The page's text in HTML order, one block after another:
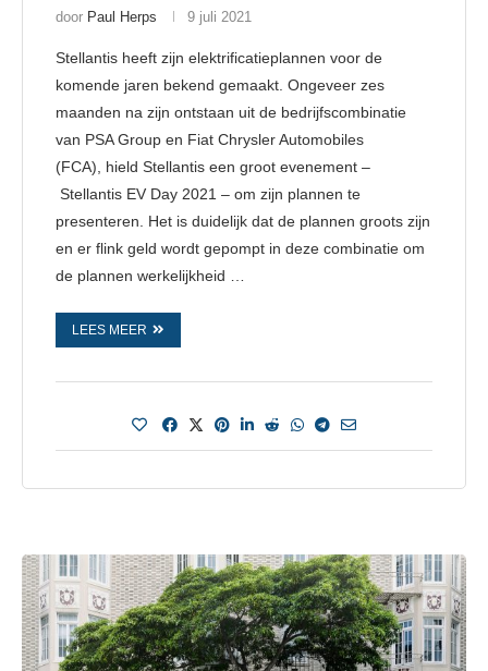
door Paul Herps 9 juli 2021
Stellantis heeft zijn elektrificatieplannen voor de
komende jaren bekend gemaakt. Ongeveer zes
maanden na zijn ontstaan ​​uit de bedrijfscombinatie
van PSA Group en Fiat Chrysler Automobiles
(FCA), hield Stellantis een groot evenement –
Stellantis EV Day 2021 – om zijn plannen te
presenteren. Het is duidelijk dat de plannen groots zijn
en er flink geld wordt gepompt in deze combinatie om
de plannen werkelijkheid …
LEES MEER